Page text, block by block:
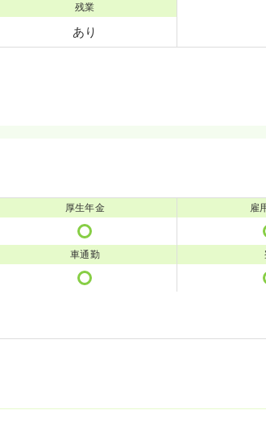
残業
あり
厚生年金 雇
車通勤